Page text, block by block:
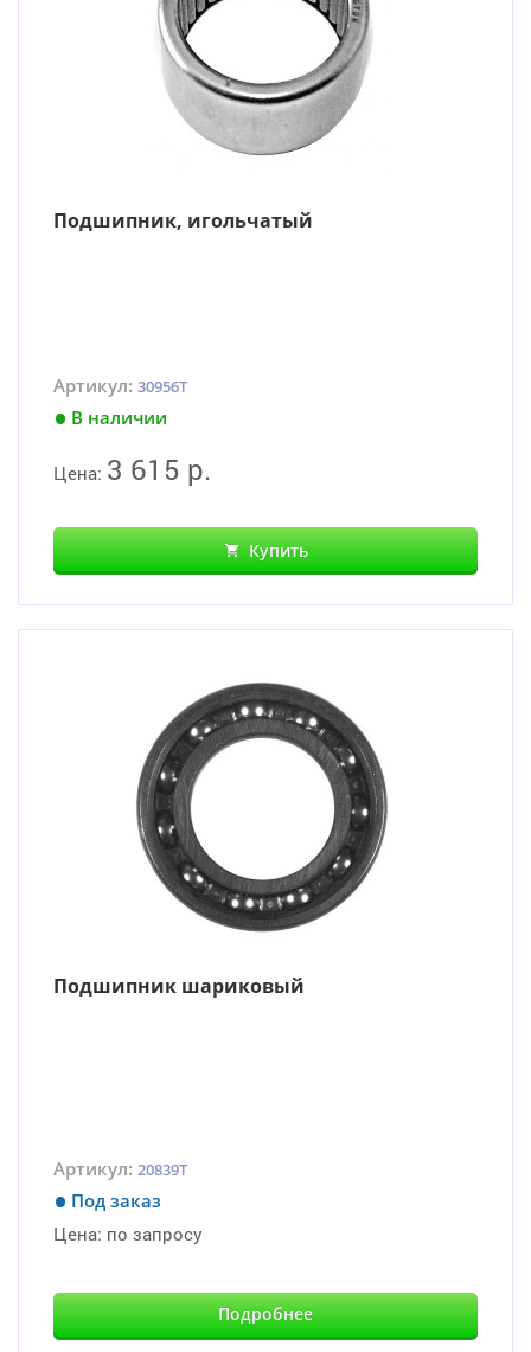
Подшипник, игольчатый
Артикул: 30956T
В наличии
Цена: 3 615 р.
Купить
Подшипник шариковый
Артикул: 20839T
Под заказ
Цена: по запросу
Подробнее